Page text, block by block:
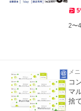
5
2〜
メ
コ
マ
捨